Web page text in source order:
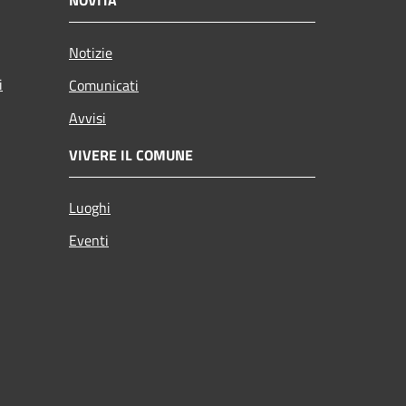
Notizie
Comunicati
Avvisi
VIVERE IL COMUNE
Luoghi
Eventi